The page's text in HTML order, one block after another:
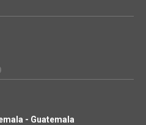
- Guatemala